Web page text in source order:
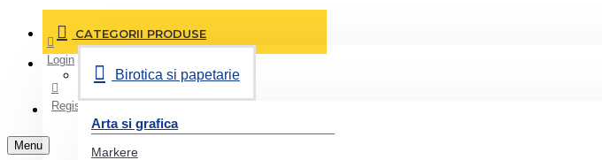
CATEGORII PRODUSE
Birotica si papetarie
Arta si grafica
Markere
Login
Register
Menu